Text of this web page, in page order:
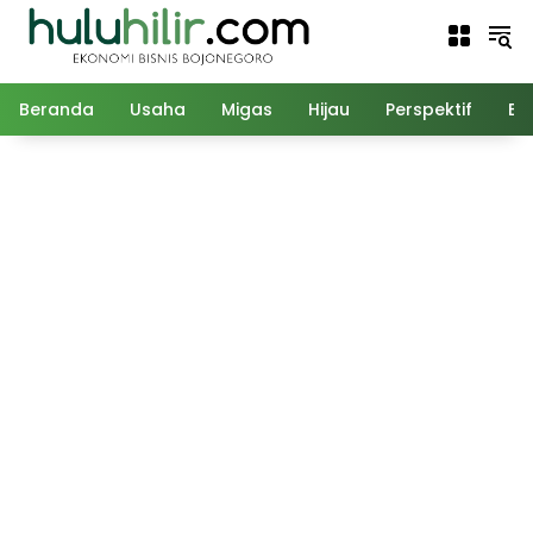
Langsung
Beranda Usaha Migas Hijau Perspektif